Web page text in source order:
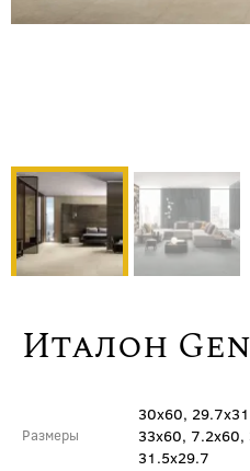
Италон
Размеры
30x60,
33x60,
31.5x29.7